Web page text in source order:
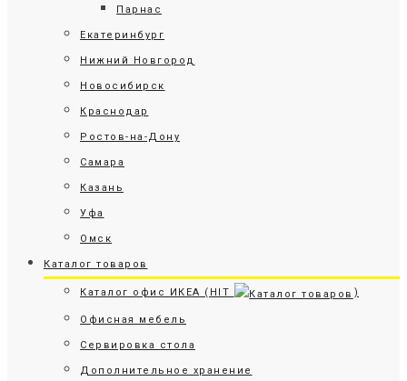
Парнас
Екатеринбург
Нижний Новгород
Новосибирск
Краснодар
Ростов-на-Дону
Самара
Казань
Уфа
Омск
Каталог товаров
Каталог офис ИКЕА (HIT )
Офисная мебель
Сервировка стола
Дополнительное хранение